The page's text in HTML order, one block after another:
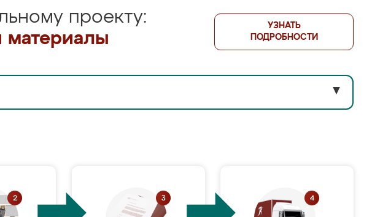
проекту:
материалы
УЗНАТЬ
ПОДРОБНОСТИ
▼